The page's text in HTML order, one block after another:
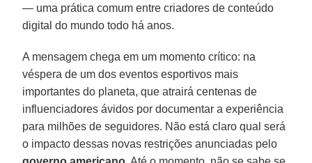
— uma prática comum entre criadores de conteúdo
digital do mundo todo há anos.
A mensagem chega em um momento crítico: na
véspera de um dos eventos esportivos mais
importantes do planeta, que atrairá centenas de
influenciadores ávidos por documentar a experiência
para milhões de seguidores. Não está claro qual será
o impacto dessas novas restrições anunciadas pelo